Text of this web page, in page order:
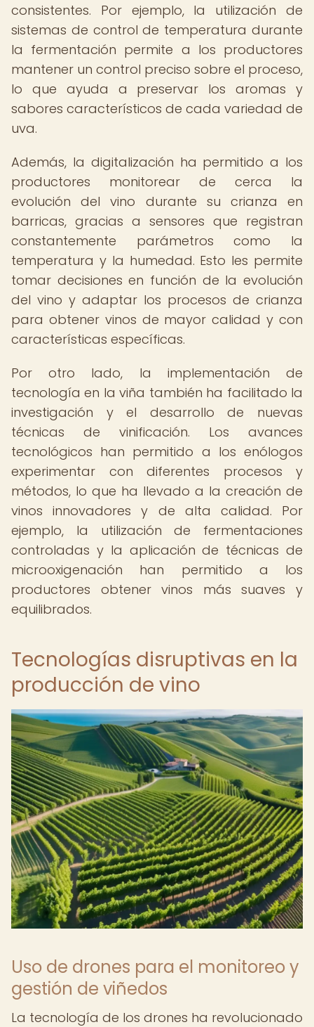
consistentes. Por ejemplo, la utilización de
sistemas de control de temperatura durante
la fermentación permite a los productores
mantener un control preciso sobre el proceso,
lo que ayuda a preservar los aromas y
sabores característicos de cada variedad de
uva.
Además, la digitalización ha permitido a los
productores monitorear de cerca la
evolución del vino durante su crianza en
barricas, gracias a sensores que registran
constantemente parámetros como la
temperatura y la humedad. Esto les permite
tomar decisiones en función de la evolución
del vino y adaptar los procesos de crianza
para obtener vinos de mayor calidad y con
características específicas.
Por otro lado, la implementación de
tecnología en la viña también ha facilitado la
investigación y el desarrollo de nuevas
técnicas de vinificación. Los avances
tecnológicos han permitido a los enólogos
experimentar con diferentes procesos y
métodos, lo que ha llevado a la creación de
vinos innovadores y de alta calidad. Por
ejemplo, la utilización de fermentaciones
controladas y la aplicación de técnicas de
microoxigenación han permitido a los
productores obtener vinos más suaves y
equilibrados.
Tecnologías disruptivas en la
producción de vino
Uso de drones para el monitoreo y
gestión de viñedos
La tecnología de los drones ha revolucionado